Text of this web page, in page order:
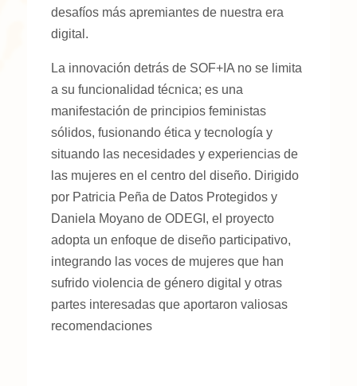
desafíos más apremiantes de nuestra era
digital.
La innovación detrás de SOF+IA no se limita
a su funcionalidad técnica; es una
manifestación de principios feministas
sólidos, fusionando ética y tecnología y
situando las necesidades y experiencias de
las mujeres en el centro del diseño. Dirigido
por Patricia Peña de Datos Protegidos y
Daniela Moyano de ODEGI, el proyecto
adopta un enfoque de diseño participativo,
integrando las voces de mujeres que han
sufrido violencia de género digital y otras
partes interesadas que aportaron valiosas
recomendaciones